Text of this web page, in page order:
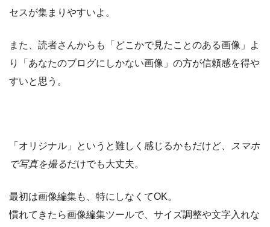
セスが集まりやすいよ。
また、読者さんからも「どこかで見たことのある画像」よ
り「あなたのブログにしかない画像」の方が信頼感を得や
すいと思う。
「オリジナル」というと難しく感じるかもだけど、
スマホ
で写真を撮るだけでも大丈夫。
最初は画像編集も、特にしなくてOK。
慣れてきたら画像編集ツールで、サイズ調整や文字入れな